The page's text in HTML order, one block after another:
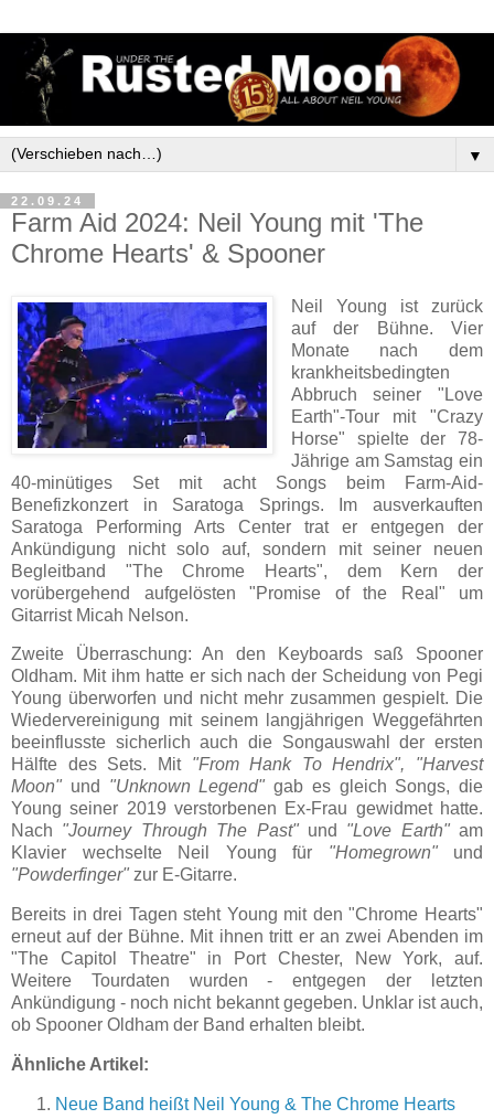
▼
22.09.24
Farm Aid 2024: Neil Young mit 'The
Chrome Hearts' & Spooner
Neil Young ist zurück
auf der Bühne. Vier
Monate nach dem
krankheitsbedingten
Abbruch seiner "Love
Earth"-Tour mit "Crazy
Horse" spielte der 78-
Jährige am Samstag ein
40-minütiges Set mit acht Songs beim Farm-Aid-
Benefizkonzert in Saratoga Springs. Im ausverkauften
Saratoga Performing Arts Center trat er entgegen der
Ankündigung nicht solo auf, sondern mit seiner neuen
Begleitband "The Chrome Hearts", dem Kern der
vorübergehend aufgelösten "Promise of the Real" um
Gitarrist Micah Nelson.
Zweite Überraschung: An den Keyboards saß Spooner
Oldham. Mit ihm hatte er sich nach der Scheidung von Pegi
Young überworfen und nicht mehr zusammen gespielt. Die
Wiedervereinigung mit seinem langjährigen Weggefährten
beeinflusste sicherlich auch die Songauswahl der ersten
Hälfte des Sets. Mit "From Hank To Hendrix", "Harvest
Moon" und "Unknown Legend" gab es gleich Songs, die
Young seiner 2019 verstorbenen Ex-Frau gewidmet hatte.
Nach "Journey Through The Past" und "Love Earth"am
Klavier wechselte Neil Young für "Homegrown" und
"Powderfinger" zur E-Gitarre.
Bereits in drei Tagen steht Young mit den "Chrome Hearts"
erneut auf der Bühne. Mit ihnen tritt er an zwei Abenden im
"The Capitol Theatre" in Port Chester, New York, auf.
Weitere Tourdaten wurden - entgegen der letzten
Ankündigung - noch nicht bekannt gegeben. Unklar ist auch,
ob Spooner Oldham der Band erhalten bleibt.
Ähnliche Artikel:
Neue Band heißt Neil Young & The Chrome Hearts